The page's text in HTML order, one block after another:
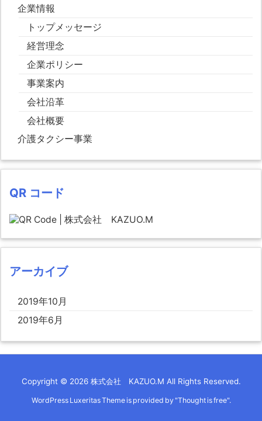
企業情報
トップメッセージ
経営理念
企業ポリシー
事業案内
会社沿革
会社概要
介護タクシー事業
QR コード
アーカイブ
2019年10月
2019年6月
Copyright © 2026 株式会社 KAZUO.M All Rights Reserved.
WordPress Luxeritas Theme is provided by "Thought is free".